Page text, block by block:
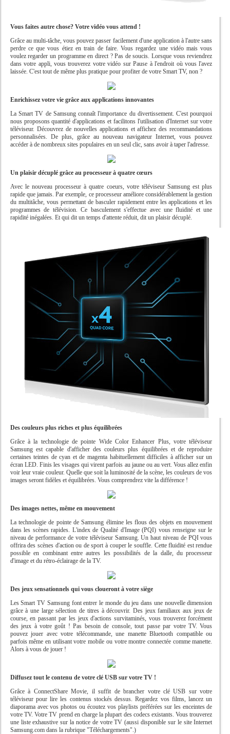
Vous faites autre chose? Votre vidéo vous attend !
Grâce au multi-tâche, vous pouvez passer facilement d'une application à l'autre sans
perdre ce que vous étiez en train de faire. Vous regardez une vidéo mais vous
voulez regarder un programme en direct ? Pas de soucis. Lorsque vous reviendrez
dans votre appli, vous trouverez votre vidéo sur Pause à l'endroit où vous l'avez
laissée. C'est tout de même plus pratique pour profiter de votre Smart TV, non ?
Enrichissez votre vie grâce aux applications innovantes
La Smart TV de Samsung connaît l'importance du divertissement. C'est pourquoi
nous proposons quantité d'applications et facilitons l'utilisation d'Internet sur votre
téléviseur. Découvrez de nouvelles applications et affichez des recommandations
personnalisées. De plus, grâce au nouveau navigateur Internet, vous pouvez
accéder à de nombreux sites populaires en un seul clic, sans avoir à taper l'adresse.
Un plaisir décuplé grâce au processeur à quatre cœurs
Avec le nouveau processeur à quatre coeurs, votre téléviseur Samsung est plus
rapide que jamais. Par exemple, ce processeur améliore considérablement la gestion
du multitâche, vous permettant de basculer rapidement entre les applications et les
programmes de télévision. Ce basculement s'effectue avec une fluidité et une
rapidité inégalées. Et qui dit un temps d'attente réduit, dit un plaisir décuplé.
Des couleurs plus riches et plus équilibrées
Grâce à la technologie de pointe Wide Color Enhancer Plus, votre téléviseur
Samsung est capable d'afficher des couleurs plus équilibrées et de reproduire
certaines teintes de cyan et de magenta habituellement difficiles à afficher sur un
écran LED. Finis les visages qui virent parfois au jaune ou au vert. Vous allez enfin
voir leur vraie couleur. Quelle que soit la luminosité de la scène, les couleurs de vos
images seront fidèles et équilibrées. Vous comprendrez vite la différence !
Des images nettes, même en mouvement
La technologie de pointe de Samsung élimine les flous des objets en mouvement
dans les scènes rapides. L'index de Qualité d'Image (PQI) vous renseigne sur le
niveau de performance de votre téléviseur Samsung. Un haut niveau de PQI vous
offrira des scènes d'action ou de sport à couper le souffle. Cette fluidité est rendue
possible en combinant entre autres les possibilités de la dalle, du processeur
d'image et du rétro-éclairage de la TV.
Des jeux sensationnels qui vous cloueront à votre siège
Les Smart TV Samsung font entrer le monde du jeu dans une nouvelle dimension
grâce à une large sélection de titres à découvrir. Des jeux familiaux aux jeux de
course, en passant par les jeux d'actions survitaminés, vous trouverez forcément
des jeux à votre goût ! Pas besoin de console, tout passe par votre TV. Vous
pouvez jouer avec votre télécommande, une manette Bluetooth compatible ou
parfois même en utilisant votre mobile ou votre montre connectée comme manette.
Alors à vous de jouer !
Diffusez tout le contenu de votre clé USB sur votre TV !
Grâce à ConnectShare Movie, il suffit de brancher votre clé USB sur votre
téléviseur pour lire les contenus stockés dessus. Regardez vos films, lancez un
diaporama avec vos photos ou écoutez vos playlists préférées sur les enceintes de
votre TV. Votre TV prend en charge la plupart des codecs existants. Vous trouverez
une liste exhaustive sur la notice de votre TV (aussi disponible sur le site Internet
Samsung.com dans la rubrique "Téléchargements".)